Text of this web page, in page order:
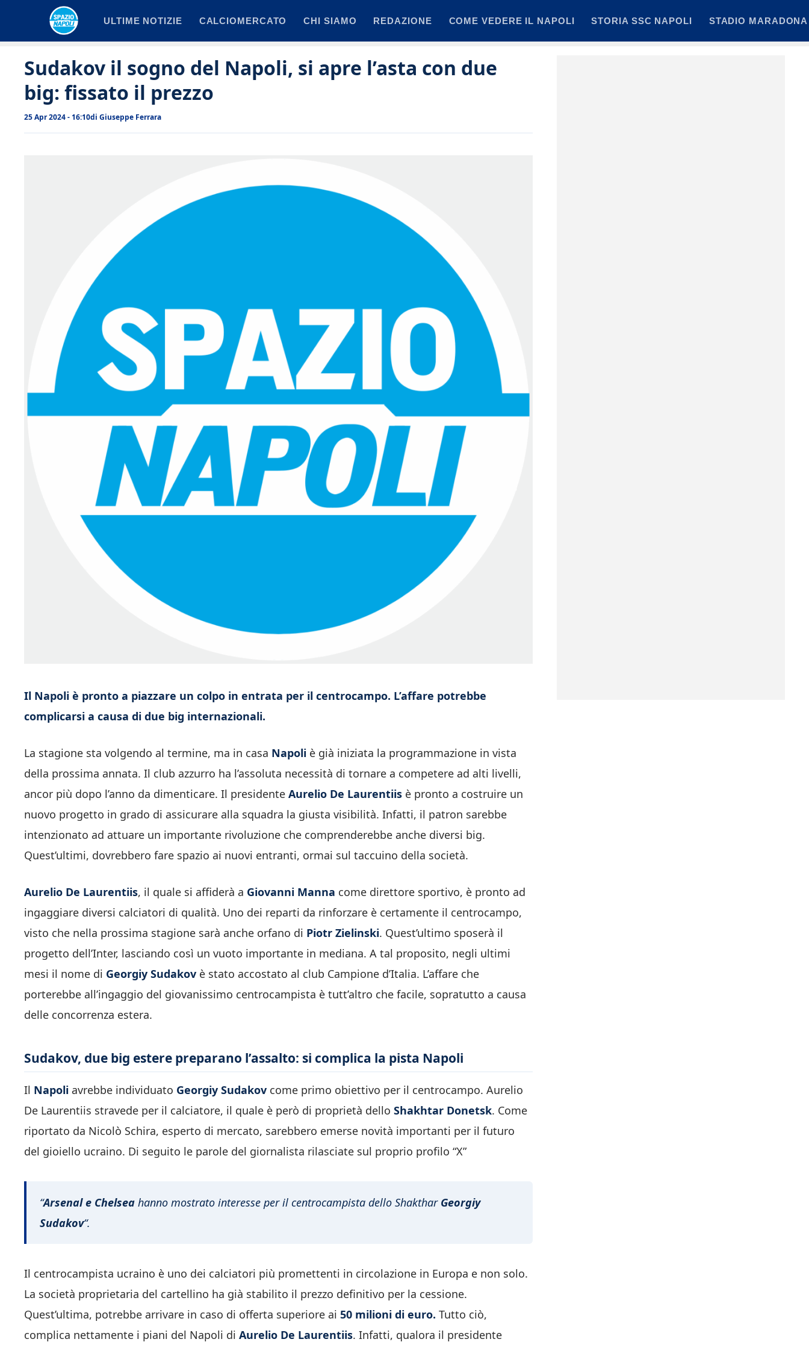
ULTIME NOTIZIE CALCIOMERCATO CHI SIAMO REDAZIONE COME VEDERE IL NAPOLI STORIA SSC NAPOLI STADIO MARADONA
Sudakov il sogno del Napoli, si apre l’asta con due
big: fissato il prezzo
25 Apr 2024 - 16:10di Giuseppe Ferrara
Il Napoli è pronto a piazzare un colpo in entrata per il centrocampo. L’affare potrebbe
complicarsi a causa di due big internazionali.
La stagione sta volgendo al termine, ma in casa Napoli è già iniziata la programmazione in vista
della prossima annata. Il club azzurro ha l’assoluta necessità di tornare a competere ad alti livelli,
ancor più dopo l’anno da dimenticare. Il presidente Aurelio De Laurentiis è pronto a costruire un
nuovo progetto in grado di assicurare alla squadra la giusta visibilità. Infatti, il patron sarebbe
intenzionato ad attuare un importante rivoluzione che comprenderebbe anche diversi big.
Quest’ultimi, dovrebbero fare spazio ai nuovi entranti, ormai sul taccuino della società.
Aurelio De Laurentiis, il quale si affiderà a Giovanni Manna come direttore sportivo, è pronto ad
ingaggiare diversi calciatori di qualità. Uno dei reparti da rinforzare è certamente il centrocampo,
visto che nella prossima stagione sarà anche orfano di Piotr Zielinski. Quest’ultimo sposerà il
progetto dell’Inter, lasciando così un vuoto importante in mediana. A tal proposito, negli ultimi
mesi il nome di Georgiy Sudakov è stato accostato al club Campione d’Italia. L’affare che
porterebbe all’ingaggio del giovanissimo centrocampista è tutt’altro che facile, sopratutto a causa
delle concorrenza estera.
Sudakov, due big estere preparano l’assalto: si complica la pista Napoli
Il Napoli avrebbe individuato Georgiy Sudakov come primo obiettivo per il centrocampo. Aurelio
De Laurentiis stravede per il calciatore, il quale è però di proprietà dello Shakhtar Donetsk. Come
riportato da Nicolò Schira, esperto di mercato, sarebbero emerse novità importanti per il futuro
del gioiello ucraino. Di seguito le parole del giornalista rilasciate sul proprio profilo “X”
“Arsenal e Chelsea hanno mostrato interesse per il centrocampista dello Shakthar Georgiy
Sudakov“.
Il centrocampista ucraino è uno dei calciatori più promettenti in circolazione in Europa e non solo.
La società proprietaria del cartellino ha già stabilito il prezzo definitivo per la cessione.
Quest’ultima, potrebbe arrivare in caso di offerta superiore ai 50 milioni di euro. Tutto ciò,
complica nettamente i piani del Napoli di Aurelio De Laurentiis. Infatti, qualora il presidente